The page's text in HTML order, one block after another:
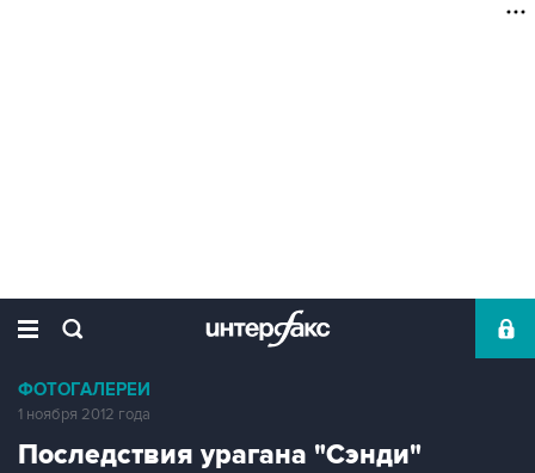
ФОТОГАЛЕРЕИ
1 ноября 2012 года
Последствия урагана "Сэнди"